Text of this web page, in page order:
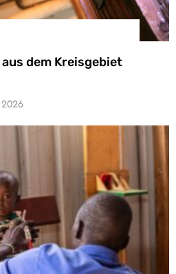
dem Kreisgebiet